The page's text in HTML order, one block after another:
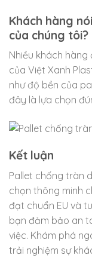
Khách hàng
của chúng tôi?
Nhiều khách
của Việt Xanh
như độ bền của
đây là lựa chọn
Kết luận
Pallet chống tràn
chọn thông minh
đạt chuẩn EU và
bạn đảm bảo an
việc. Khám phá
trải nghiệm sự